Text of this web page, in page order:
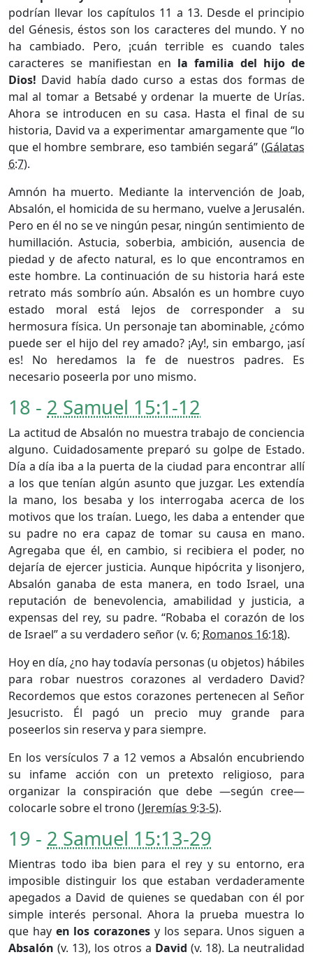
podrían llevar los capítulos 11 a 13. Desde el principio
del Génesis, éstos son los caracteres del mundo. Y no
ha cambiado. Pero, ¡cuán terrible es cuando tales
caracteres se manifiestan en la familia del hijo de
Dios! David había dado curso a estas dos formas de
mal al tomar a Betsabé y ordenar la muerte de Urías.
Ahora se introducen en su casa. Hasta el final de su
historia, David va a experimentar amargamente que “lo
que el hombre sembrare, eso también segará” (Gálatas
6:7).
Amnón ha muerto. Mediante la intervención de Joab,
Absalón, el homicida de su hermano, vuelve a Jerusalén.
Pero en él no se ve ningún pesar, ningún sentimiento de
humillación. Astucia, soberbia, ambición, ausencia de
piedad y de afecto natural, es lo que encontramos en
este hombre. La continuación de su historia hará este
retrato más sombrío aún. Absalón es un hombre cuyo
estado moral está lejos de corresponder a su
hermosura física. Un personaje tan abominable, ¿cómo
puede ser el hijo del rey amado? ¡Ay!, sin embargo, ¡así
es! No heredamos la fe de nuestros padres. Es
necesario poseerla por uno mismo.
18 - 2 Samuel 15:1-12
La actitud de Absalón no muestra trabajo de conciencia
alguno. Cuidadosamente preparó su golpe de Estado.
Día a día iba a la puerta de la ciudad para encontrar allí
a los que tenían algún asunto que juzgar. Les extendía
la mano, los besaba y los interrogaba acerca de los
motivos que los traían. Luego, les daba a entender que
su padre no era capaz de tomar su causa en mano.
Agregaba que él, en cambio, si recibiera el poder, no
dejaría de ejercer justicia. Aunque hipócrita y lisonjero,
Absalón ganaba de esta manera, en todo Israel, una
reputación de benevolencia, amabilidad y justicia, a
expensas del rey, su padre. “Robaba el corazón de los
de Israel” a su verdadero señor (v. 6; Romanos 16:18).
Hoy en día, ¿no hay todavía personas (u objetos) hábiles
para robar nuestros corazones al verdadero David?
Recordemos que estos corazones pertenecen al Señor
Jesucristo. Él pagó un precio muy grande para
poseerlos sin reserva y para siempre.
En los versículos 7 a 12 vemos a Absalón encubriendo
su infame acción con un pretexto religioso, para
organizar la conspiración que debe —según cree—
colocarle sobre el trono (Jeremías 9:3-5).
19 - 2 Samuel 15:13-29
Mientras todo iba bien para el rey y su entorno, era
imposible distinguir los que estaban verdaderamente
apegados a David de quienes se quedaban con él por
simple interés personal. Ahora la prueba muestra lo
que hay en los corazones y los separa. Unos siguen a
Absalón (v. 13), los otros a David (v. 18). La neutralidad